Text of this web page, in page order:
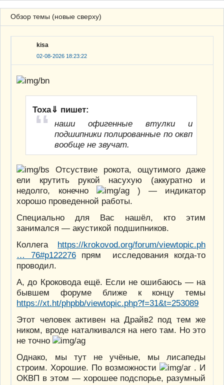
Обзор темы (новые сверху)
kisa
02-08-2026 18:23:22
Тоха⇓ пишет:
наши офигенные втулки и
подшипники полированные по оквп
вообще не звучат.
Отсуствие рокота, ощутимого даже
ели крутить рукой насухую (аккуратно и
недолго, конечно
) — индикатор
хорошо проведенной работы.
Специально для Вас нашёл, кто этим
занимался — акустикой подшипников.
Коллега https://krokovod.org/forum/viewtopic.ph
… 76#p122276прям исследования когда-то
проводил.
А, до Кроковода ещё. Если не ошибаюсь — на
бывшем форуме ближе к концу темы
https://xt.ht/phpbb/viewtopic.php?f=31&t=253089
Этот человек активен на Драйв2 под тем же
ником, вроде наталкивался на него там. Но это
не точно
Однако, мы тут не учёные, мы лисапеды
строим. Хорошие. По возможности
. И
ОКВП в этом — хорошее подспорье, разумный